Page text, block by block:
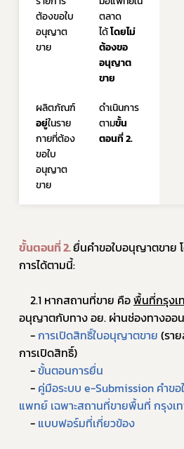
ต้องขอใบ
อนุญาต
ขาย
ตลาด
ได้ โดยไม่
ต้องขอ
อนุญาต
ขาย
ผลิตภัณฑ์
อยู่ในราย
กายที่ต้อง
ขอใบ
อนุญาต
ขาย
ดำเนินการ
ตามขั้น
ตอนที่ 2.
ขั้นตอนที่ 2.ยื่นคำขอใบอนุญาตขาย
การได้ตามนี้:
	2.1 หากสถานที่ขาย คือ
พื้นที่กรุงเ
อนุญาตกับทาง อย. ผ่านช่องทางออ
    -
การเปิดสิทธิ์ใบอนุญาตขาย (รา
การเปิดสิทธิ์)
	-
ขั้นตอนการยื่น
    -
คู่มือระบบ e-Submission คำ
แพทย์ เฉพาะสถานที่ขายพื้นที่ กรุงเ
    -
แบบฟอร์มที่เกี่ยวข้อง